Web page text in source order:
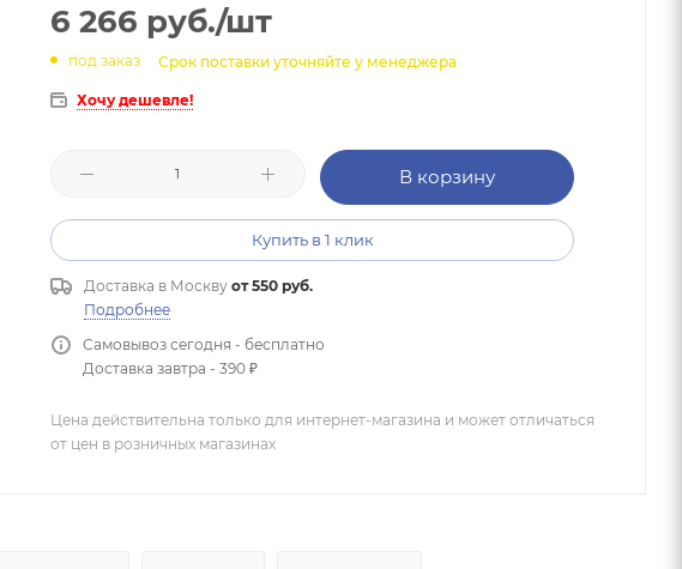
6 266 руб./шт
под заказ Срок поставки уточняйте у менеджера
Хочу дешевле!
В корзину
Купить в 1 клик
Доставка в Москву от 550 руб.
Подробнее
Самовывоз сегодня - бесплатно
Доставка завтра - 390 ₽
Цена действительна только для интернет-магазина и может отличаться
от цен в розничных магазинах